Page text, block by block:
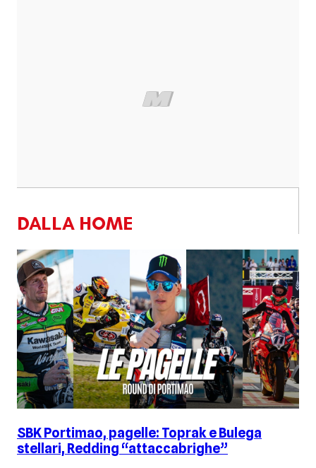
DALLA HOME
SBK Portimao, pagelle: Toprak e Bulega
stellari, Redding “attaccabrighe”